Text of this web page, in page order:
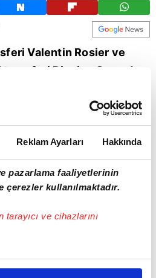
Reklam Ayarları Hakkında
pazarlama faaliyetlerinin
çerezler kullanılmaktadır.
tarayıcı ve cihazlarını
halinde sizlere özel
Valentin Rosier ve
Djaniny Semedo
transfer haberleri...